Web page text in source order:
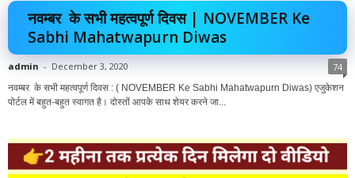
नवम्बर के सभी महत्वपूर्ण दिवस | NOVEMBER Ke
Sabhi Mahatwapurn Diwas
admin - December 3, 2020 74
नवम्बर के सभी महत्वपूर्ण दिवस : ( NOVEMBER Ke Sabhi Mahatwapurn Diwas) एजुकेशन
पोर्टल में बहुत-बहुत स्वागत है। दोस्तों आपके साथ शेयर करने जा...